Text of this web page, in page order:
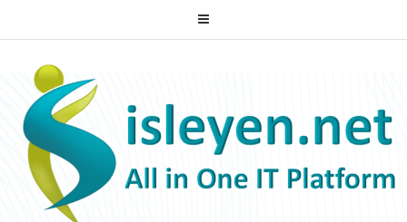
to
ISLEYEN.NET
All-in-One IT Platform